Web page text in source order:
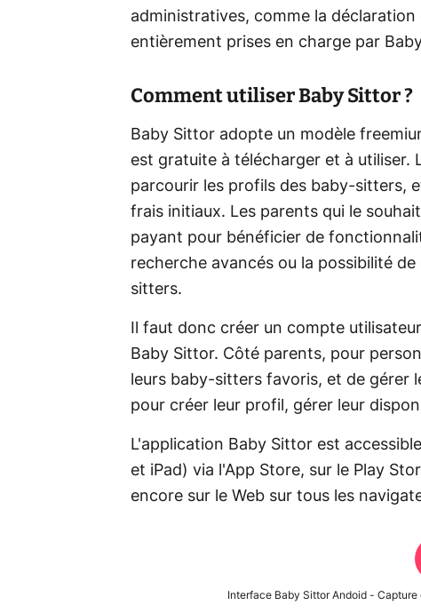
administratives, comme la déclaration
entièrement prises en charge par
Comment utiliser Baby Sittor ?
Baby Sittor adopte un modèle
est gratuite à télécharger et à utiliser.
parcourir les profils des baby-sitters,
frais initiaux. Les parents qui le
payant pour bénéficier de
recherche avancés ou la possibilité
sitters.
Il faut donc créer un compte
Baby Sittor. Côté parents, pour
leurs baby-sitters favoris, et de gérer
pour créer leur profil, gérer leur
L'application Baby Sittor est
et iPad) via l'App Store, sur le Play
encore sur le Web sur tous les
Interface Baby Sittor Andoid -